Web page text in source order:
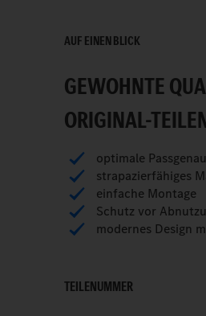
AUF EINEN BLICK
GEWOHNTE
ORIGINAL-
optimale
strapazierfähiges
einfache Montage
Schutz vor
modernes Design
TEILENUMMER